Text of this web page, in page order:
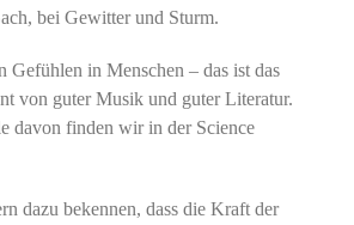
bei Gewitter und Sturm.
Gefühlen in Menschen – das ist das
von guter Musik und guter Literatur.
davon finden wir in der Science
dazu bekennen, dass die Kraft der